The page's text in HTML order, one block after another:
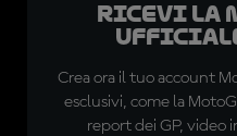
Ricevi la
ufficiale
Crea ora il tuo account
esclusivi, come la
report dei GP, video